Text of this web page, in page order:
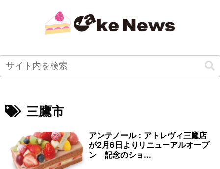
三鷹市
アンテノール：アトレヴィ三鷹店
が2月6日よりリニューアルオープ
ン 記念のショ...